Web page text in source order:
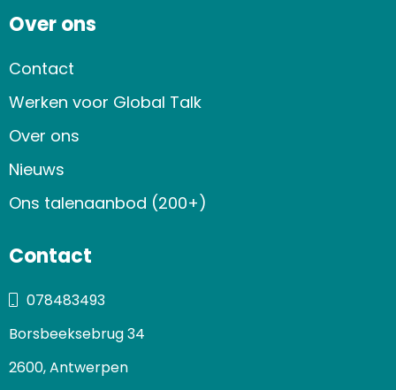
Over ons
Contact
Werken voor Global Talk
Over ons
Nieuws
Ons talenaanbod (200+)
Contact
078483493
Borsbeeksebrug 34
2600, Antwerpen